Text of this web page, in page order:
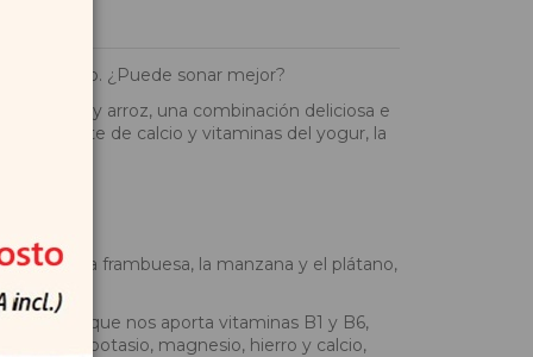
y plátano. ¿Puede sonar mejor?
yogur y arroz, una combinación deliciosa e
al aporte de calcio y vitaminas del yogur, la
como la frambuesa, la manzana y el plátano,
que nos aporta vitaminas B1 y B6,
de potasio, magnesio, hierro y calcio,